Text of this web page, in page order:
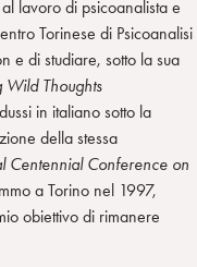
lavoro di psicoanalista e
Torinese di Psicoanalisi
e di studiare, sotto la sua
Wild Thoughts
in italiano sotto la
della stessa
Centennial Conference on
a Torino nel 1997,
obiettivo di rimanere